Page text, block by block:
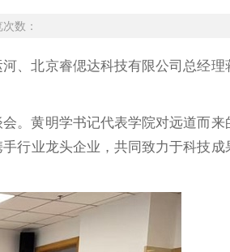
数：
、北京睿偲达科技有限公司总经理
。黄明学书记代表学院对远道而来
行业龙头企业，共同致力于科技成